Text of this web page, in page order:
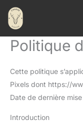
Aller
contenu
Politique
Cette politique
Pixels dont https://
Date de dernière
Introduction